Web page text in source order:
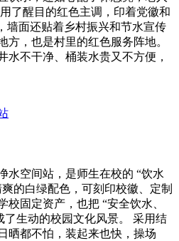
了醒目的红色主调，印着党徽和
墙面还贴着乡村振兴和节水宣传
方，也是村里的红色服务阵地。
水不干净、桶装水贵又不方便，
水空间站，是师生在校的 “饮水
的白绿配色，可刻印校徽、定制
校固定资产，也把 “安全饮水、
了生动的校园文化风景。 采用结
晒都不怕，装起来也快，操场